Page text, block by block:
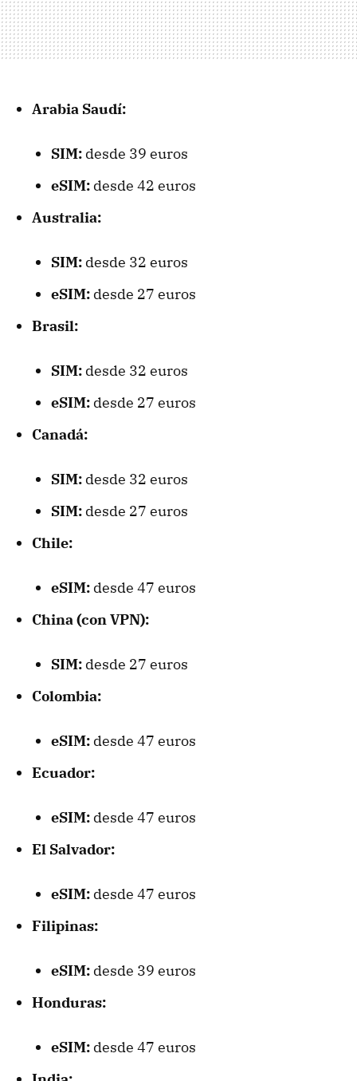
Arabia Saudí:
SIM: desde 39 euros
eSIM: desde 42 euros
Australia:
SIM: desde 32 euros
eSIM: desde 27 euros
Brasil:
SIM: desde 32 euros
eSIM: desde 27 euros
Canadá:
SIM: desde 32 euros
SIM: desde 27 euros
Chile:
eSIM: desde 47 euros
China (con VPN):
SIM: desde 27 euros
Colombia:
eSIM: desde 47 euros
Ecuador:
eSIM: desde 47 euros
El Salvador:
eSIM: desde 47 euros
Filipinas:
eSIM: desde 39 euros
Honduras:
eSIM: desde 47 euros